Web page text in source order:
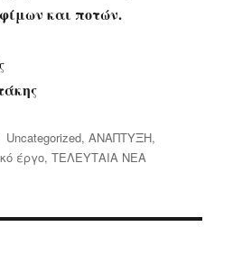
και ποτών.
Categories
Uncategorized,ΑΝΑΠΤΥΞΗ,
έργο,ΤΕΛΕΥΤΑΙΑ ΝΕΑ